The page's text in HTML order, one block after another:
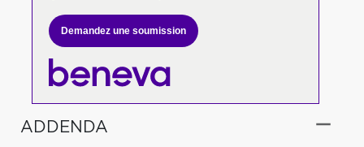
Demandez une soumission
ADDENDA